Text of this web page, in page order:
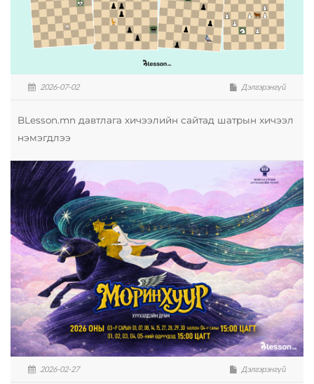
2026-07-02 Дэлгэрэнгүй
BLesson.mn давтлага хичээлийн сайтад шатрын хичээл
нэмэгдлээ
2026-02-27 Дэлгэрэнгүй